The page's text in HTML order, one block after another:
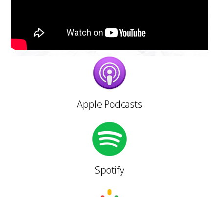
Apple Podcasts
Spotify